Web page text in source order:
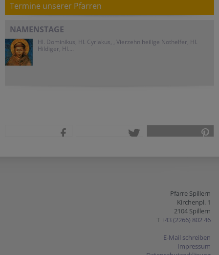
Termine unserer Pfarren
NAMENSTAGE
Hl. Dominikus, Hl. Cyriakus, , Vierzehn heilige Nothelfer, Hl.
Hildiger, Hl....
Pfarre Spillern
Kirchenpl. 1
2104 Spillern
T +43 (2266) 802 46
E-Mail schreiben
Impressum